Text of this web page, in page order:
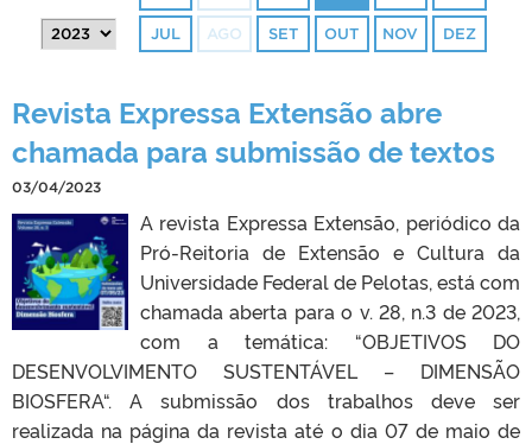
PORTARIAS
JUL AGO SET OUT NOV DEZ
Revista Expressa Extensão abre
chamada para submissão de textos
03/04/2023
A revista Expressa Extensão, periódico da
Pró-Reitoria de Extensão e Cultura da
Universidade Federal de Pelotas, está com
chamada aberta para o v. 28, n.3 de 2023,
com a temática: “OBJETIVOS DO
DESENVOLVIMENTO SUSTENTÁVEL – DIMENSÃO
BIOSFERA“. A submissão dos trabalhos deve ser
realizada na página da revista até o dia 07 de maio de